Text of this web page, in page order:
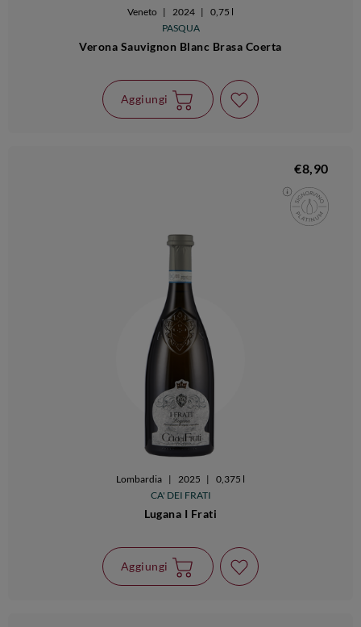
Veneto | 2024 |
0,75 l
PASQUA
Verona Sauvignon Blanc Brasa Coerta
Aggiungi
€8,90
Lombardia | 2025 | 0,375 l
CA' DEI FRATI
Lugana I Frati
Aggiungi